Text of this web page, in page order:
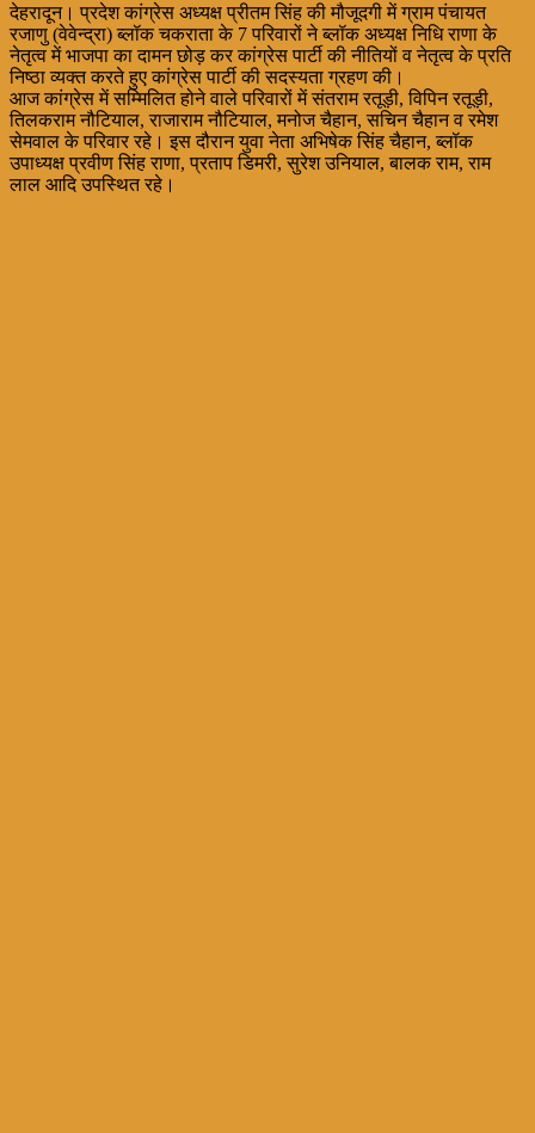
देहरादून। प्रदेश कांग्रेस अध्यक्ष प्रीतम सिंह की मौजूदगी में ग्राम पंचायत
रजाणु (वेवेन्द्रा) ब्लॉक चकराता के 7 परिवारों ने ब्लॉक अध्यक्ष निधि राणा के
नेतृत्व में भाजपा का दामन छोड़ कर कांग्रेस पार्टी की नीतियों व नेतृत्व के प्रति
निष्ठा व्यक्त करते हुए कांग्रेस पार्टी की सदस्यता ग्रहण की।
आज कांग्रेस में सम्मिलित होने वाले परिवारों में संतराम रतूड़ी, विपिन रतूड़ी,
तिलकराम नौटियाल, राजाराम नौटियाल, मनोज चैहान, सचिन चैहान व रमेश
सेमवाल के परिवार रहे। इस दौरान युवा नेता अभिषेक सिंह चैहान, ब्लॉक
उपाध्यक्ष प्रवीण सिंह राणा, प्रताप डिमरी, सुरेश उनियाल, बालक राम, राम
लाल आदि उपस्थित रहे।